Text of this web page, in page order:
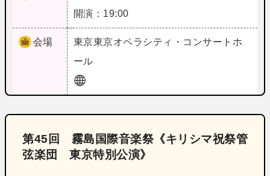
開演：19:00
会場 東京東京オペラシティ・コンサートホ
ール
第45回 霧島国際音楽祭《キリシマ祝祭管
弦楽団 東京特別公演》